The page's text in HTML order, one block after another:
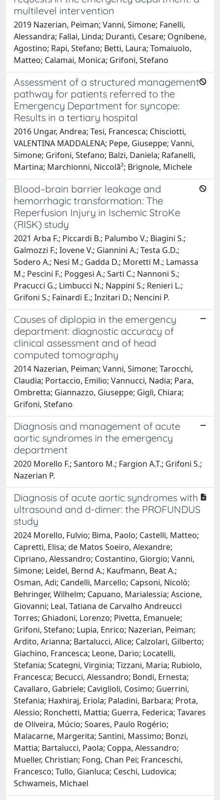
multilevel intervention
2019 Nazerian, Peiman; Vanni, Simone; Fanelli,
Alessandra; Fallai, Linda; Duranti, Cesare; Ognibene,
Agostino; Rapi, Stefano; Betti, Laura; Tomaiuolo,
Matteo; Calamai, Monica; Grifoni, Stefano
Assessment of a structured management
pathway for patients referred to the
Emergency Department for syncope:
Results in a tertiary hospital
2016 Ungar, Andrea; Tesi, Francesca; Chisciotti,
VALENTINA MADDALENA; Pepe, Giuseppe; Vanni,
Simone; Grifoni, Stefano; Balzi, Daniela; Rafanelli,
Martina; Marchionni, Niccolã²; Brignole, Michele
Blood–brain barrier leakage and
hemorrhagic transformation: The
Reperfusion Injury in Ischemic StroKe
(RISK) study
2021 Arba F.; Piccardi B.; Palumbo V.; Biagini S.;
Galmozzi F.; Iovene V.; Giannini A.; Testa G.D.;
Sodero A.; Nesi M.; Gadda D.; Moretti M.; Lamassa
M.; Pescini F.; Poggesi A.; Sarti C.; Nannoni S.;
Pracucci G.; Limbucci N.; Nappini S.; Renieri L.;
Grifoni S.; Fainardi E.; Inzitari D.; Nencini P.
Causes of diplopia in the emergency
department: diagnostic accuracy of
clinical assessment and of head
computed tomography
2014 Nazerian, Peiman; Vanni, Simone; Tarocchi,
Claudia; Portaccio, Emilio; Vannucci, Nadia; Para,
Ombretta; Giannazzo, Giuseppe; Gigli, Chiara;
Grifoni, Stefano
Diagnosis and management of acute
aortic syndromes in the emergency
department
2020 Morello F.; Santoro M.; Fargion A.T.; Grifoni S.;
Nazerian P.
Diagnosis of acute aortic syndromes with
ultrasound and d-dimer: the PROFUNDUS
study
2024 Morello, Fulvio; Bima, Paolo; Castelli, Matteo;
Capretti, Elisa; de Matos Soeiro, Alexandre;
Cipriano, Alessandro; Costantino, Giorgio; Vanni,
Simone; Leidel, Bernd A.; Kaufmann, Beat A.;
Osman, Adi; Candelli, Marcello; Capsoni, Nicolò;
Behringer, Wilhelm; Capuano, Marialessia; Ascione,
Giovanni; Leal, Tatiana de Carvalho Andreucci
Torres; Ghiadoni, Lorenzo; Pivetta, Emanuele;
Grifoni, Stefano; Lupia, Enrico; Nazerian, Peiman;
Ardito, Arianna; Bartalucci, Alice; Calzolari, Gilberto;
Giachino, Francesca; Leone, Dario; Locatelli,
Stefania; Scategni, Virginia; Tizzani, Maria; Rubiolo,
Francesca; Becucci, Alessandro; Bondi, Ernesta;
Cavallaro, Gabriele; Caviglioli, Cosimo; Guerrini,
Stefania; Haxhiraj, Eriola; Paladini, Barbara; Prota,
Alessio; Ronchetti, Mattia; Guerra, Federica; Tavares
de Oliveira, Múcio; Soares, Paulo Rogério;
Malacarne, Margerita; Santini, Massimo; Bonzi,
Mattia; Bartalucci, Paola; Coppa, Alessandro;
Mueller, Christian; Fong, Chan Pei; Franceschi,
Francesco; Tullo, Gianluca; Ceschi, Ludovica;
Schwameis, Michael